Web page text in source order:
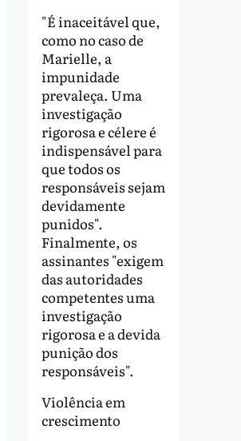
"É inaceitável que,
como no caso de
Marielle, a
impunidade
prevaleça. Uma
investigação
rigorosa e célere é
indispensável para
que todos os
responsáveis sejam
devidamente
punidos".
Finalmente, os
assinantes "exigem
das autoridades
competentes uma
investigação
rigorosa e a devida
punição dos
responsáveis".
Violência em
crescimento